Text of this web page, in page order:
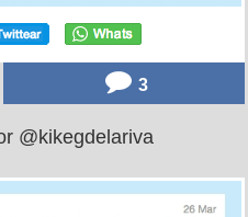
3
@kikegdelariva